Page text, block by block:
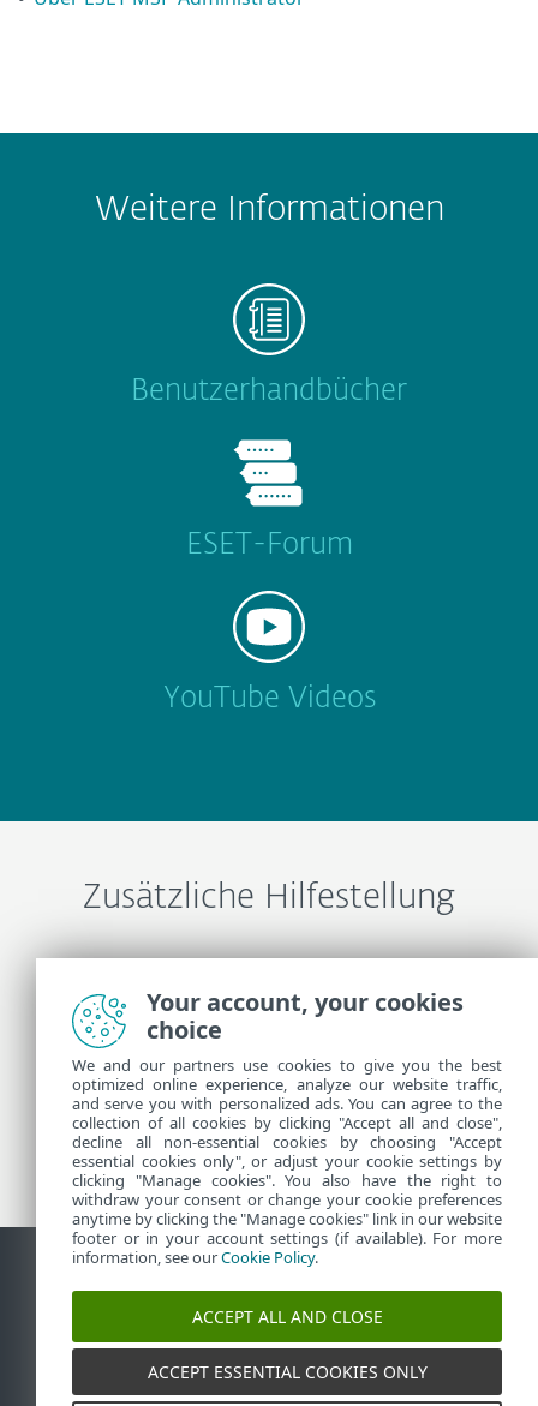
Weitere Informationen
Benutzerhandbücher
ESET-Forum
YouTube Videos
Zusätzliche Hilfestellung
ESET-Support kontaktieren
Weitere Informationen
Support-News
Kundenhinweisen
Sicherheitslücke melden
Cookie-Richtlinie
©1992-2026ESET, spol. s r.o. - Alle Rechte
Your account, your cookies
choice
We and our partners use cookies to give you the best
optimized online experience, analyze our website traffic,
and serve you with personalized ads. You can agree to the
collection of all cookies by clicking "Accept all and close",
decline all non-essential cookies by choosing "Accept
essential cookies only", or adjust your cookie settings by
clicking "Manage cookies". You also have the right to
withdraw your consent or change your cookie preferences
anytime by clicking the "Manage cookies" link in our website
footer or in your account settings (if available). For more
information, see ourCookie Policy.
ACCEPT ALL AND CLOSE
ACCEPT ESSENTIAL COOKIES ONLY